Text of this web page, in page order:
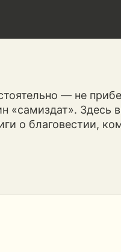
— не
«самиздат». Здесь
о благовестии,